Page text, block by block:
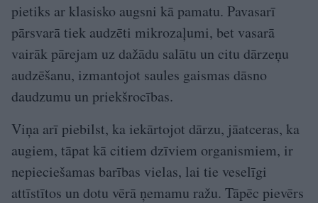
pietiks ar klasisko augsni kā pamatu. Pavasarī
pārsvarā tiek audzēti mikrozaļumi, bet vasarā
vairāk pārejam uz dažādu salātu un citu dārzeņu
audzēšanu, izmantojot saules gaismas dāsno
daudzumu un priekšrocības.
Viņa arī piebilst, ka iekārtojot dārzu, jāatceras, ka
augiem, tāpat kā citiem dzīviem organismiem, ir
nepieciešamas barības vielas, lai tie veselīgi
attīstītos un dotu vērā ņemamu ražu. Tāpēc pievērs